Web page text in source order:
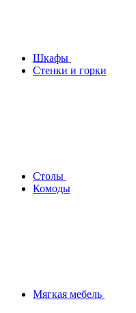
Шкафы
Стенки и горки
Столы
Комоды
Мягкая мебель